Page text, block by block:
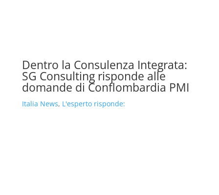
Dentro la Consulenza Integrata:
SG Consulting risponde alle
domande di Conflombardia PMI
Italia News, L'esperto risponde: